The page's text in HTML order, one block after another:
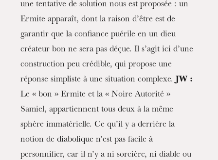
une tentative de solution nous est proposée : un
Ermite apparaît, dont la raison d’être est de
garantir que la confiance puérile en un dieu
créateur bon ne sera pas déçue. Il s’agit ici d’une
construction peu crédible, qui propose une
réponse simpliste à une situation complexe. JW :
Le « bon » Ermite et la « Noire Autorité »
Samiel, appartiennent tous deux à la même
sphère immatérielle. Ce qu’il y a derrière la
notion de diabolique n’est pas facile à
personnifier, car il n’y a ni sorcière, ni diable ou